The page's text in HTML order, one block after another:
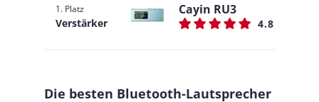
1. Platz
Verstärker
Cayin RU3
4.8
Die besten Bluetooth-Lautsprecher